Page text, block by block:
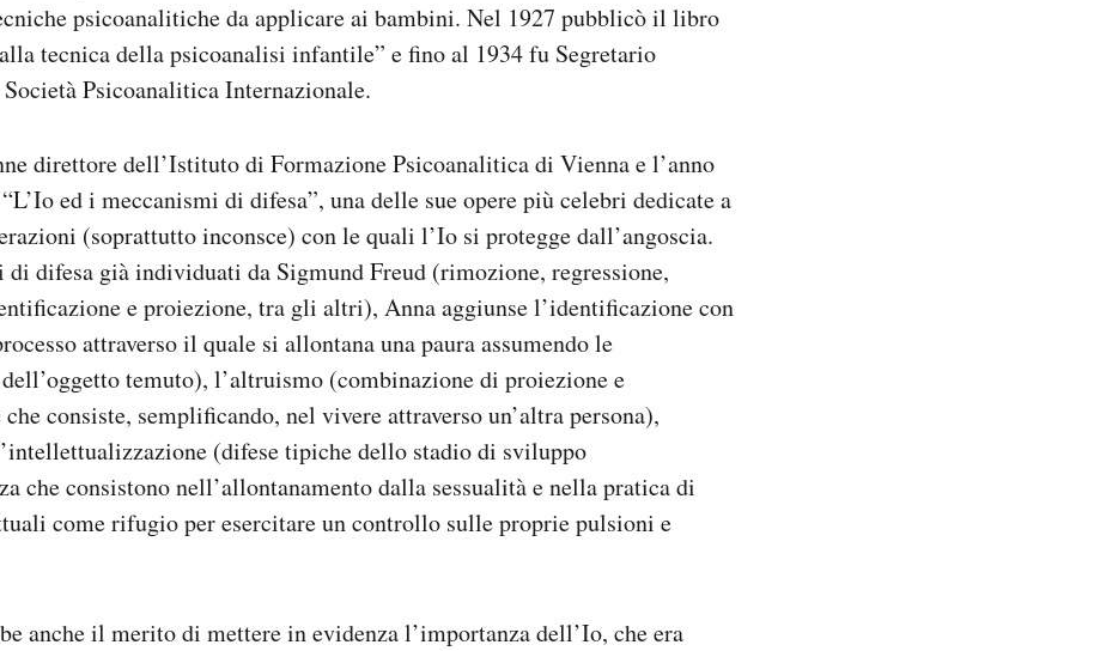
psicoanalitiche da applicare ai bambini. Nel 1927 pubblicò il libro
tecnica della psicoanalisi infantile” e fino al 1934 fu Segretario
Psicoanalitica Internazionale.
direttore dell’Istituto di Formazione Psicoanalitica di Vienna e l’anno
ed i meccanismi di difesa”, una delle sue opere più celebri dedicate a
(soprattutto inconsce) con le quali l’Io si protegge dall’angoscia.
difesa già individuati da Sigmund Freud (rimozione, regressione,
e proiezione, tra gli altri), Anna aggiunse l’identificazione con
attraverso il quale si allontana una paura assumendo le
temuto), l’altruismo (combinazione di proiezione e
consiste, semplificando, nel vivere attraverso un’altra persona),
(difese tipiche dello stadio di sviluppo
che consistono nell’allontanamento dalla sessualità e nella pratica di
come rifugio per esercitare un controllo sulle proprie pulsioni e
anche il merito di mettere in evidenza l’importanza dell’Io, che era